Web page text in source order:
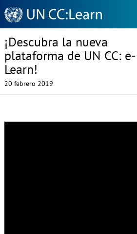
Knowledge
Sharing
Platform
¡Descubra la nueva
plataforma de UN CC: e-
Learn!
20 febrero 2019